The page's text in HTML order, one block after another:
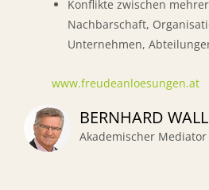
Konflikte zwischen
Nachbarschaft,
Unternehmen,
www.freudeanloesungen.at
BERNHARD
Akademischer Mediator